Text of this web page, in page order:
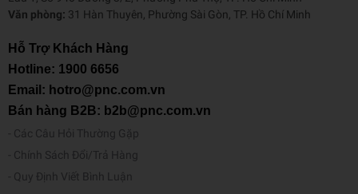
nên những kì tích trước giờ chưa bao giờ xảy ra.
Văn phòng: 31 Hàn Thuyên, Phường Sài Gòn, TP. Hồ Chí Minh
Hỗ Trợ Khách Hàng
Hotline: 1900 6656
Email: hotro@pnc.com.vn
Bán hàng B2B: b2b@pnc.com.vn
Các Câu Hỏi Thường Gặp
Chính Sách Đổi/Trả Hàng
Quy Định Viết Bình Luận